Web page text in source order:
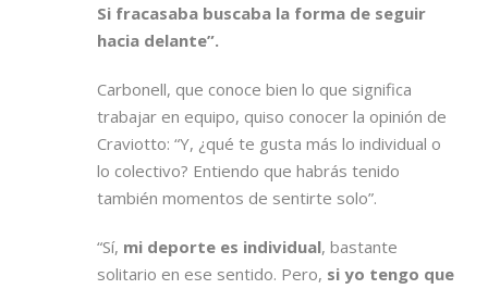
Si fracasaba buscaba la forma de seguir
hacia delante”.
Carbonell, que conoce bien lo que significa
trabajar en equipo, quiso conocer la opinión de
Craviotto: “Y, ¿qué te gusta más lo individual o
lo colectivo? Entiendo que habrás tenido
también momentos de sentirte solo”.
“Sí, mi deporte es individual, bastante
solitario en ese sentido. Pero, si yo tengo que